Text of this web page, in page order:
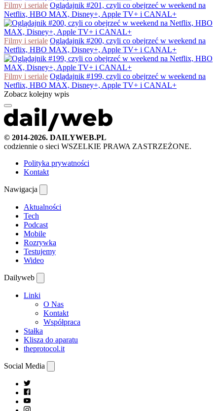
Filmy i seriale Oglądajnik #201, czyli co obejrzeć w weekend na
Netflix, HBO MAX, Disney+, Apple TV+ i CANAL+
Filmy i seriale Oglądajnik #200, czyli co obejrzeć w weekend na
Netflix, HBO MAX, Disney+, Apple TV+ i CANAL+
Filmy i seriale Oglądajnik #199, czyli co obejrzeć w weekend na
Netflix, HBO MAX, Disney+, Apple TV+ i CANAL+
Zobacz kolejny wpis
© 2014-2026. DAILYWEB.PL
codziennie o sieci WSZELKIE PRAWA ZASTRZEŻONE.
Polityka prywatności
Kontakt
Nawigacja
Aktualności
Tech
Podcast
Mobile
Rozrywka
Testujemy
Wideo
Dailyweb
Linki
O Nas
Kontakt
Współpraca
Stałka
Klisza do aparatu
theprotocol.it
Social Media